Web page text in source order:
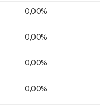
0,00%
0,00%
0,00%
0,00%